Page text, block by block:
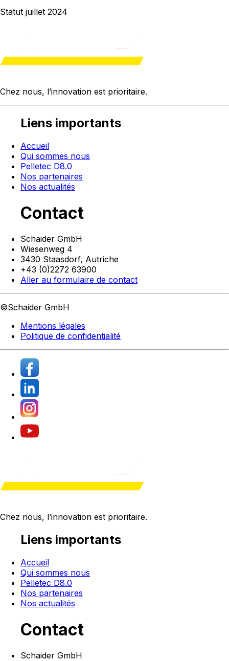
Statut juillet 2024
Chez nous, l’innovation est prioritaire.
Liens importants
Accueil
Qui sommes nous
Pelletec D8.0
Nos partenaires
Nos actualités
Contact
Schaider GmbH
Wiesenweg 4
3430 Staasdorf, Autriche
+43 (0)2272 63900
Aller au formulaire de contact
©Schaider GmbH
Mentions légales
Politique de confidentialité
Chez nous, l’innovation est prioritaire.
Liens importants
Accueil
Qui sommes nous
Pelletec D8.0
Nos partenaires
Nos actualités
Contact
Schaider GmbH